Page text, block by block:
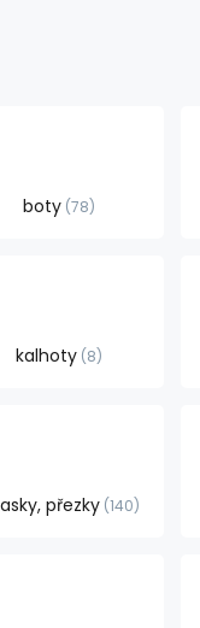
boty 78
kalhoty 8
přezky 140